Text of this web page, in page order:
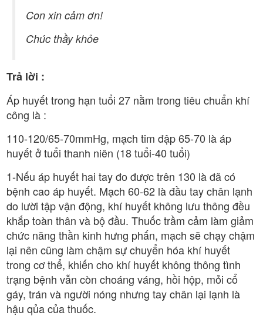
Con xin cảm ơn!
Chúc thầy khỏe
Trả lời :
Áp huyết trong hạn tuổi 27 nằm trong tiêu chuẩn khí
công là :
110-120/65-70mmHg, mạch tim đập 65-70 là áp
huyết ở tuổi thanh niên (18 tuổi-40 tuổi)
1-Nếu áp huyết hai tay đo được trên 130 là đã có
bệnh cao áp huyết. Mạch 60-62 là đầu tay chân lạnh
do lười tập vận động, khí huyết không lưu thông đều
khắp toàn thân và bộ đầu. Thuốc trầm cảm làm giảm
chức năng thần kinh hưng phấn, mạch sẽ chạy chậm
lại nên cũng làm chậm sự chuyển hóa khí huyết
trong cơ thể, khiến cho khí huyết không thông tình
trạng bệnh vẫn còn choáng váng, hồi hộp, mỏi cổ
gáy, trán và người nóng nhưng tay chân lại lạnh là
hậu qủa của thuốc.